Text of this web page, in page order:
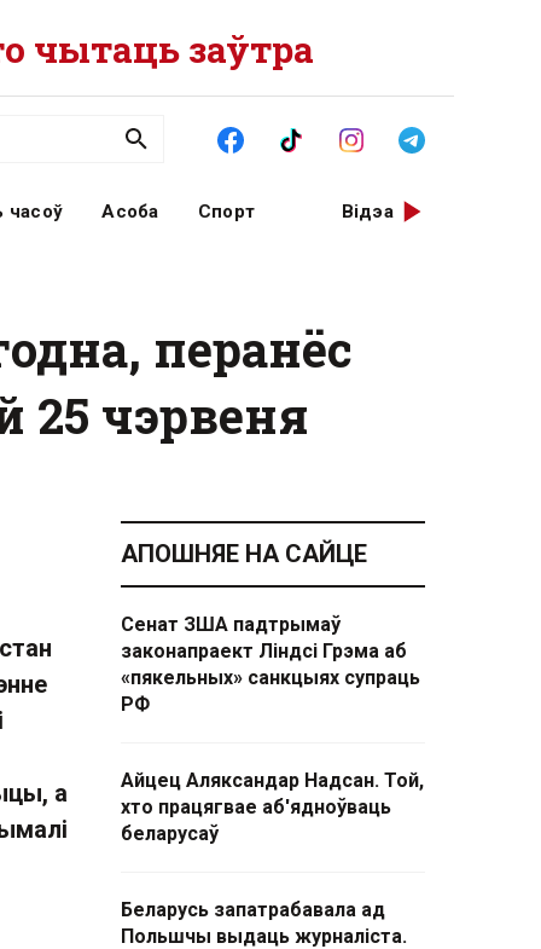
чытаць заўтра
часоў Асоба Спорт Відэа
перанёс
25 чэрвеня
а
АПОШНЯЕ НА САЙЦЕ
Сенат ЗША падтрымаў
законапраект Ліндсі Грэма аб
«пякельных» санкцыях супраць
РФ
Айцец Аляксандар Надсан. Той,
хто працягвае аб'ядноўваць
беларусаў
Беларусь запатрабавала ад
Польшчы выдаць журналіста.